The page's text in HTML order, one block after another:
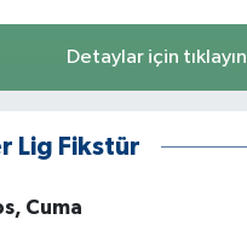
Detaylar için tıklayın
Lig Fikstür
Cuma